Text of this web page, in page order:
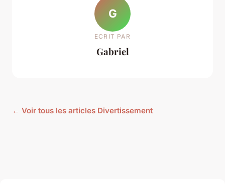
G
ECRIT PAR
Gabriel
← Voir tous les articles Divertissement